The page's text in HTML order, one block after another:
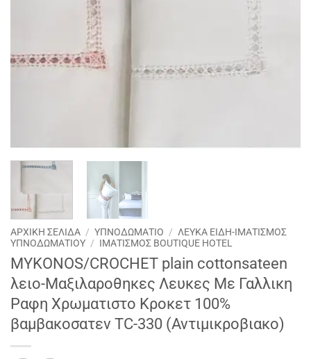
ΑΡΧΙΚΉ ΣΕΛΊΔΑ / ΥΠΝΟΔΩΜΑΤΙΟ / ΛΕΥΚΑ ΕΙΔΗ-ΙΜΑΤΙΣΜΟΣ
ΥΠΝΟΔΩΜΑΤΙΟΥ / ΙΜΑΤΙΣΜΌΣ BOUTIQUE HOTEL
MYKONOS/CROCHET plain cottonsateen
λειο-Μαξιλαροθηκες Λευκες Με Γαλλικη
Ραφη Χρωματιστο Κροκετ 100%
βαμβακοσατεν TC-330 (Αντιμικροβιακο)